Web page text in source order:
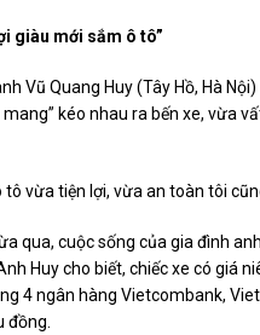
giàu mới sắm ô tô”
Vũ Quang Huy (Tây Hồ, Hà
kéo nhau ra bến xe, vừa
tô vừa tiện lợi, vừa an toàn tôi
qua, cuộc sống của gia đình
Huy cho biết, chiếc xe có giá
4 ngân hàng Vietcombank,
đồng.